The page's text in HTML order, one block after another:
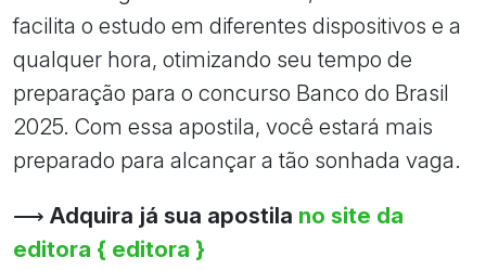
facilita o estudo em diferentes dispositivos e a
qualquer hora, otimizando seu tempo de
preparação para o concurso Banco do Brasil
2025. Com essa apostila, você estará mais
preparado para alcançar a tão sonhada vaga.
⟶ Adquira já sua apostila no site da
editora { editora }